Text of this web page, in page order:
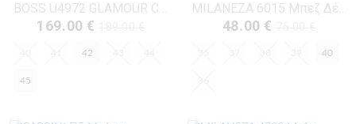
BOSS U4972 GLAMOUR COGNAC-Κονιάκ Δέρμα
169.00 €
42
45
MILANEZA 6015 Μπεζ Δέρμα-Λουστρίνι
48.00 €
40